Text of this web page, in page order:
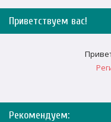
Приветствуем вас!
Рекомендуем: